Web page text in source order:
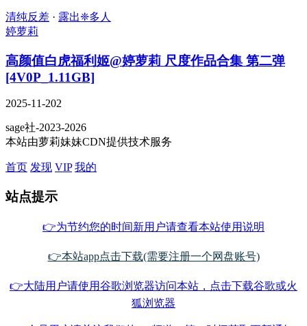
清纯反差 · 露出❈多人
婷萝莉
高颜值白虎福利姬@婷萝莉 尺度作品合集 第二弹
[4V0P_1.11GB]
2025-11-202
sage社-2023-2026
本站由萝莉妹妹CDN提供技术服务
首页 发现 VIP 我的
站点提示
👉为节约您的时间新用户请查看本站使用说明
👉本站app点击下载(需要注册一个网盘账号)
👉大陆用户请使用谷歌浏览器访问本站，点击下载谷歌或火
狐浏览器